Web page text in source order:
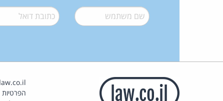
שם משתמש* דואל*
הפרטיות